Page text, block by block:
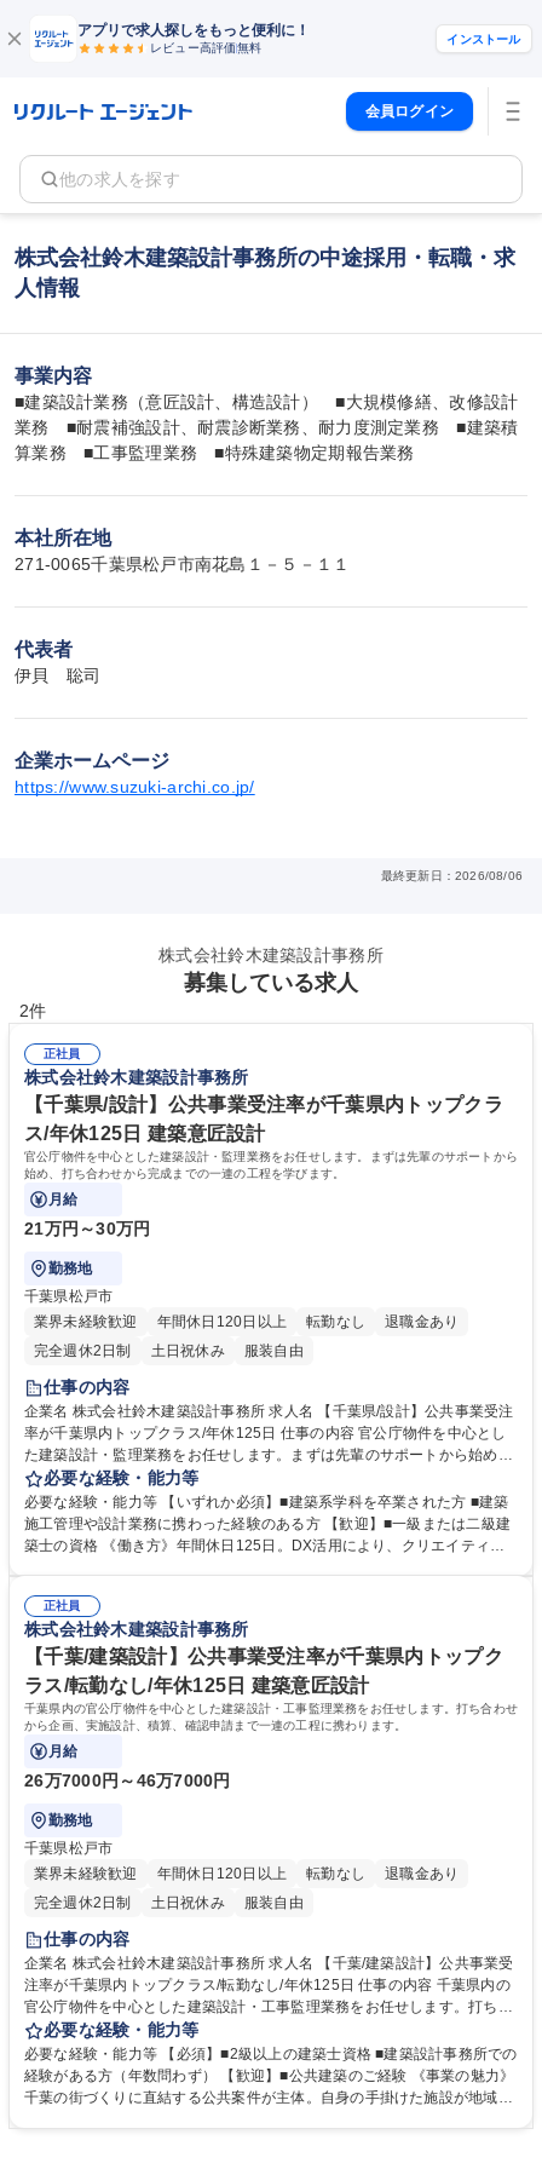
アプリで求人探しをもっと便利に！
レビュー高評価無料
インストール
会員ログイン
他の求人を探す
株式会社鈴木建築設計事務所の中途採用・転職・求
人情報
事業内容
■建築設計業務（意匠設計、構造設計）　■大規模修繕、改修設計
業務　■耐震補強設計、耐震診断業務、耐力度測定業務　■建築積
算業務　■工事監理業務　■特殊建築物定期報告業務
本社所在地
271-0065千葉県松戸市南花島１－５－１１
代表者
伊貝　聡司
企業ホームページ
https://www.suzuki-archi.co.jp/
最終更新日：2026/08/06
株式会社鈴木建築設計事務所
募集している求人
2件
正社員
株式会社鈴木建築設計事務所
【千葉県/設計】公共事業受注率が千葉県内トップクラ
ス/年休125日 建築意匠設計
官公庁物件を中心とした建築設計・監理業務をお任せします。まずは先輩のサポートから
始め、打ち合わせから完成までの一連の工程を学びます。
月給
21万円～30万円
勤務地
千葉県松戸市
業界未経験歓迎
年間休日120日以上 転勤なし
退職金あり
完全週休2日制
土日祝休み 服装自由
仕事の内容
企業名 株式会社鈴木建築設計事務所 求人名 【千葉県/設計】公共事業受注
率が千葉県内トップクラス/年休125日 仕事の内容 官公庁物件を中心とし
た建築設計・監理業務をお任せします。まずは先輩のサポートから始め、
打ち合わせから完成までの一連の工程を学びます。 AIやDXツールを積極
的に導入し、チェック業務や正誤確認の効率化を図ることで、設計事務所
特有の「徹夜・激務」を排除。残業は月平均30時間程度に抑えられていま
す。土日祝休みの完全週休2日制で、公共案件が主体のたため打ち合わせ
物を真に成立させる設計者」へと成長できます。 募集職種 【千葉県/設
計】公共事業受注率が千葉県内トップクラス/年休125日
必要な経験・能力等
必要な経験・能力等 【いずれか必須】■建築系学科を卒業された方 ■建築
施工管理や設計業務に携わった経験のある方 【歓迎】■一級または二級建
築士の資格 《働き方》年間休日125日。DX活用により、クリエイティブ
を理解した意匠設計者を目指せます。 《企業の強み》一気通貫で案件を任
せる裁量の大きさがあり、早い段階で顧客と直接対峙する経験を積め、成
長スピードが速いのが特徴です。 学歴・資格 学歴：大学院 大学 高専 短大
専修学校 高校 語学力： 資格：一級建築士 二級建築士
正社員
株式会社鈴木建築設計事務所
【千葉/建築設計】公共事業受注率が千葉県内トップク
ラス/転勤なし/年休125日 建築意匠設計
千葉県内の官公庁物件を中心とした建築設計・工事監理業務をお任せします。打ち合わせ
から企画、実施設計、積算、確認申請まで一連の工程に携わります。
月給
26万7000円～46万7000円
勤務地
千葉県松戸市
業界未経験歓迎
年間休日120日以上 転勤なし
退職金あり
完全週休2日制
土日祝休み 服装自由
仕事の内容
企業名 株式会社鈴木建築設計事務所 求人名 【千葉/建築設計】公共事業受
注率が千葉県内トップクラス/転勤なし/年休125日 仕事の内容 千葉県内の
官公庁物件を中心とした建築設計・工事監理業務をお任せします。打ち合
わせから企画、実施設計、積算、確認申請まで一連の工程に携わります。
主な案件は公共事業のため、打ち合わせは基本的に平日日中に行われま
す。個人の戸建住宅など土日対応が必要な案件は受注対応しておらず、設
計者のワークライフバランスを徹底して守る方針です。AIやDXツールを
必要な経験・能力等
必要な経験・能力等 【必須】■2級以上の建築士資格 ■建築設計事務所での
経験がある方（年数問わず） 【歓迎】■公共建築のご経験 《事業の魅力》
千葉の街づくりに直結する公共案件が主体。自身の手掛けた施設が地域の